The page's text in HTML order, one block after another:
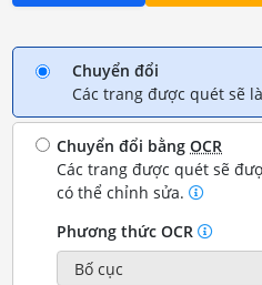
Chuyển đổi
Các trang được quét sẽ
Chuyển đổi bằngOCR
Các trang được quét sẽ
có thể chỉnh sửa.
Phương thức OCR